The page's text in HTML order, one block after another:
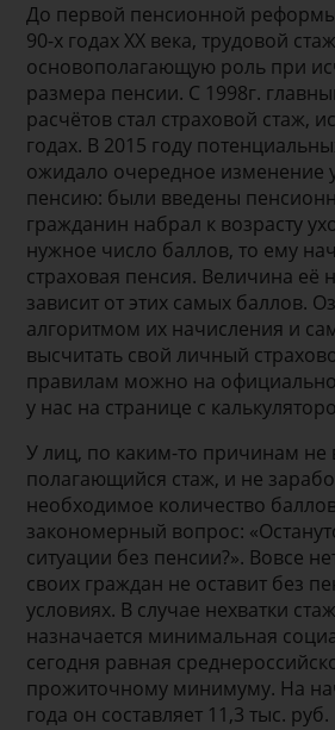
До первой пенсионной
90-х годах ХХ века, трудовой
основополагающую роль при
размера пенсии. С 1998г.
расчётов стал страховой стаж,
годах. В 2015 году
ожидало очередное изменение
пенсию: были введены
гражданин набрал к возрасту
нужное число баллов, то ему
страховая пенсия. Величина её
зависит от этих самых баллов.
алгоритмом их начисления и
высчитать свой личный
правилам можно на
у нас на странице с
У лиц, по каким-то причинам
полагающийся стаж, и не
необходимое количество
закономерный вопрос:
ситуации без пенсии?». Вовсе
своих граждан не оставит без
условиях. В случае нехватки
назначается минимальная
сегодня равная
прожиточному минимуму. На
года он составляет 11,3 тыс. руб.